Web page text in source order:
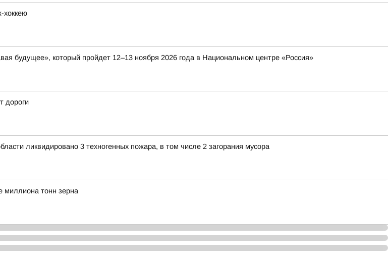
хоккею
будущее», который пройдет 12–13 ноября 2026 года в Национальном центре «Россия»
дороги
ликвидировано 3 техногенных пожара, в том числе 2 загорания мусора
миллиона тонн зерна